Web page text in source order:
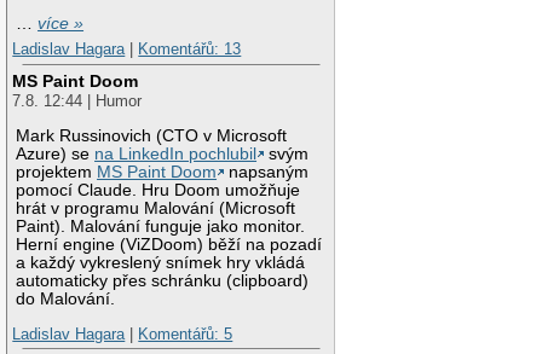
…více »
Ladislav Hagara| Komentářů: 13
MS Paint Doom
7.8. 12:44 | Humor
Mark Russinovich (CTO v Microsoft
Azure) se na LinkedIn pochlubil
svým
projektem MS Paint Doom
napsaným
pomocí Claude. Hru Doom umožňuje
hrát v programu Malování (Microsoft
Paint). Malování funguje jako monitor.
Herní engine (ViZDoom) běží na pozadí
a každý vykreslený snímek hry vkládá
automaticky přes schránku (clipboard)
do Malování.
Ladislav Hagara| Komentářů: 5